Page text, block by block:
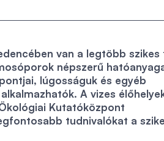
van a legtöbb szikes
népszerű
lúgosságuk és egyéb
A vizes
Kutatóközpont
tudnivalókat a